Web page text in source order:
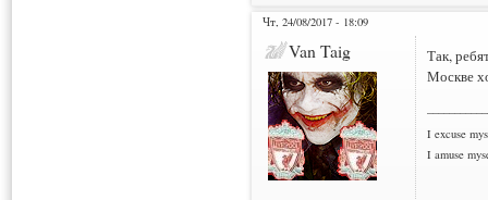
Чт, 24/08/2017 - 18:09
Van Taig
Так,
Москве
I excuse
I amuse